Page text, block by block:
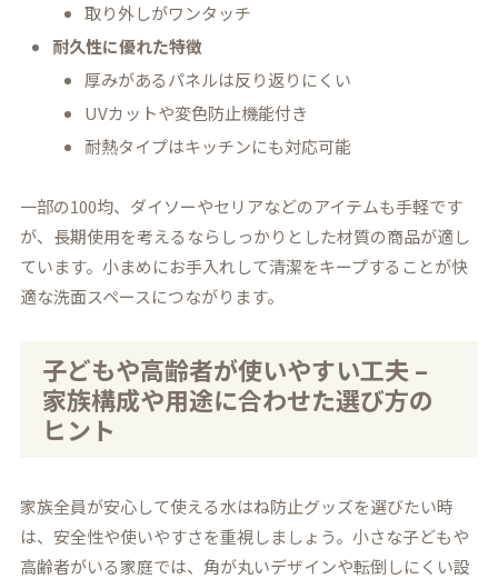
取り外しがワンタッチ
耐久性に優れた特徴
厚みがあるパネルは反り返りにくい
UVカットや変色防止機能付き
耐熱タイプはキッチンにも対応可能
一部の100均、ダイソーやセリアなどのアイテムも手軽です
が、長期使用を考えるならしっかりとした材質の商品が適し
ています。小まめにお手入れして清潔をキープすることが快
適な洗面スペースにつながります。
子どもや高齢者が使いやすい工夫 –
家族構成や用途に合わせた選び方の
ヒント
家族全員が安心して使える水はね防止グッズを選びたい時
は、安全性や使いやすさを重視しましょう。小さな子どもや
高齢者がいる家庭では、角が丸いデザインや転倒しにくい設